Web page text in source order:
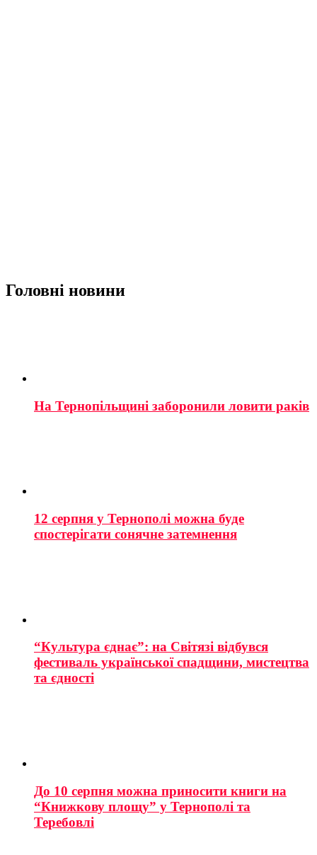
Головні новини
На Тернопільщині заборонили ловити раків
12 серпня у Тернополі можна буде
спостерігати сонячне затемнення
“Культура єднає”: на Світязі відбувся
фестиваль української спадщини, мистецтва
та єдності
До 10 серпня можна приносити книги на
“Книжкову площу” у Тернополі та
Теребовлі